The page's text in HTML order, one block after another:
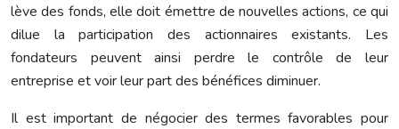
lève des fonds, elle doit émettre de nouvelles actions, ce qui
dilue la participation des actionnaires existants. Les
fondateurs peuvent ainsi perdre le contrôle de leur
entreprise et voir leur part des bénéfices diminuer.
Il est important de négocier des termes favorables pour